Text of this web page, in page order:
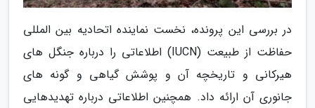
در بررسی این پرونده، نخست نماینده اتحادیه بین المللی
حفاظت از طبیعت (IUCN) اطلاعاتی را درباره جنگل های
هیرکانی و تاریخچه آن و پوشش گیاهی و گونه های
جانوری آن ارائه داد. همچنین اطلاعاتی درباره تهدیدهایی